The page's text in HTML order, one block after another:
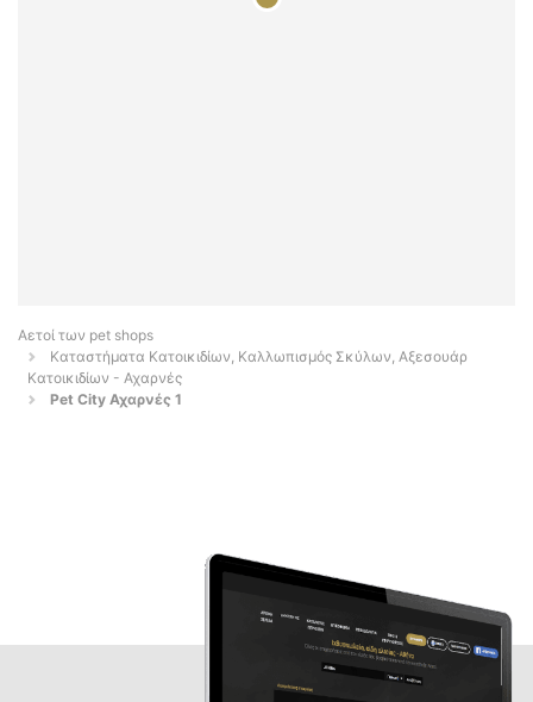
Αετοί των pet shops
Καταστήματα Κατοικιδίων, Καλλωπισμός Σκύλων, Αξεσουάρ
Κατοικιδίων - Αχαρνές
Pet City Αχαρνές 1